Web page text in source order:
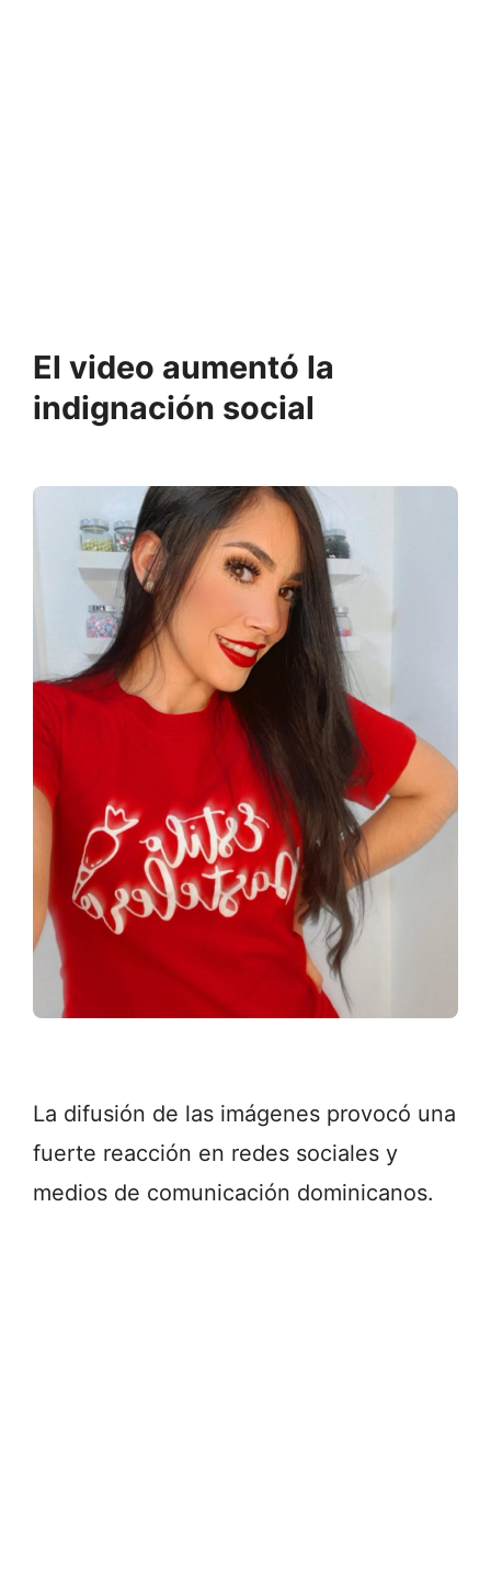
El video aumentó la
indignación social
La difusión de las imágenes provocó una
fuerte reacción en redes sociales y
medios de comunicación dominicanos.